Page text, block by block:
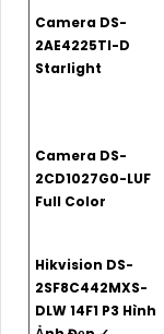
Camera DS-
2AE4225TI-D
Starlight
Camera DS-
2CD1027G0-LUF
Full Color
Hikvision DS-
2SF8C442MXS-
DLW 14F1 P3 Hình